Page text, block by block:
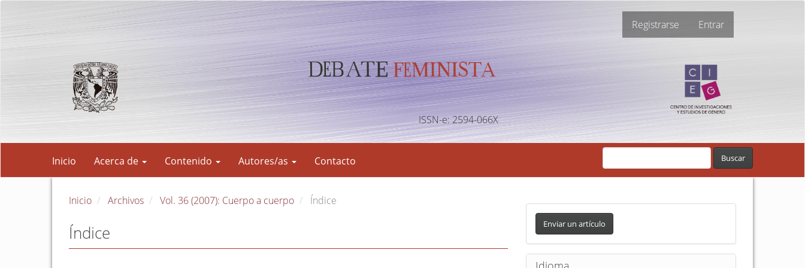
principal
Registrarse Entrar
ISSN-e: 2594-066X
Inicio Acerca de Contenido Autores/as Contacto Buscar
Inicio Archivos Vol. 36 (2007): Cuerpo a cuerpo Índice
Índice
E
v
i
Enviar un artículo